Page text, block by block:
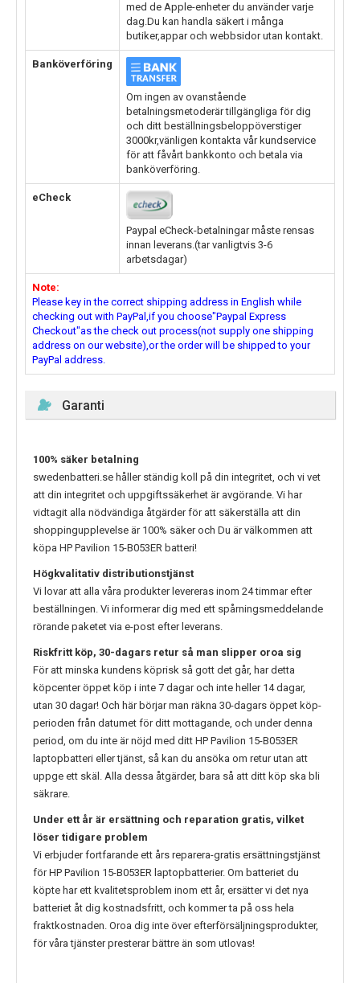
med de Apple-enheter du använder varje
dag.Du kan handla säkert i många
butiker,appar och webbsidor utan kontakt.
Banköverföring
Om ingen av ovanstående
betalningsmetoderär tillgängliga för dig
och ditt beställningsbeloppöverstiger
3000kr,vänligen kontakta vår kundservice
för att fåvårt bankkonto och betala via
banköverföring.
eCheck
Paypal eCheck-betalningar måste rensas
innan leverans.(tar vanligtvis 3-6
arbetsdagar)
Note:
Please key in the correct shipping address in English while
checking out with PayPal,if you choose"Paypal Express
Checkout"as the check out process(not supply one shipping
address on our website),or the order will be shipped to your
PayPal address.
Garanti
100% säker betalning
swedenbatteri.se håller ständig koll på din integritet, och vi vet
att din integritet och uppgiftssäkerhet är avgörande. Vi har
vidtagit alla nödvändiga åtgärder för att säkerställa att din
shoppingupplevelse är 100% säker och Du är välkommen att
köpa HP Pavilion 15-B053ER batteri!
Högkvalitativ distributionstjänst
Vi lovar att alla våra produkter levereras inom 24 timmar efter
beställningen. Vi informerar dig med ett spårningsmeddelande
rörande paketet via e-post efter leverans.
Riskfritt köp, 30-dagars retur så man slipper oroa sig
För att minska kundens köprisk så gott det går, har detta
köpcenter öppet köp i inte 7 dagar och inte heller 14 dagar,
utan 30 dagar! Och här börjar man räkna 30-dagars öppet köp-
perioden från datumet för ditt mottagande, och under denna
period, om du inte är nöjd med ditt HP Pavilion 15-B053ER
laptopbatteri eller tjänst, så kan du ansöka om retur utan att
uppge ett skäl. Alla dessa åtgärder, bara så att ditt köp ska bli
säkrare.
Under ett år är ersättning och reparation gratis, vilket
löser tidigare problem
Vi erbjuder fortfarande ett års reparera-gratis ersättningstjänst
förHP Pavilion 15-B053ER laptopbatterier. Om batteriet du
köpte har ett kvalitetsproblem inom ett år, ersätter vi det nya
batteriet åt dig kostnadsfritt, och kommer ta på oss hela
fraktkostnaden. Oroa dig inte över efterförsäljningsprodukter,
för våra tjänster presterar bättre än som utlovas!